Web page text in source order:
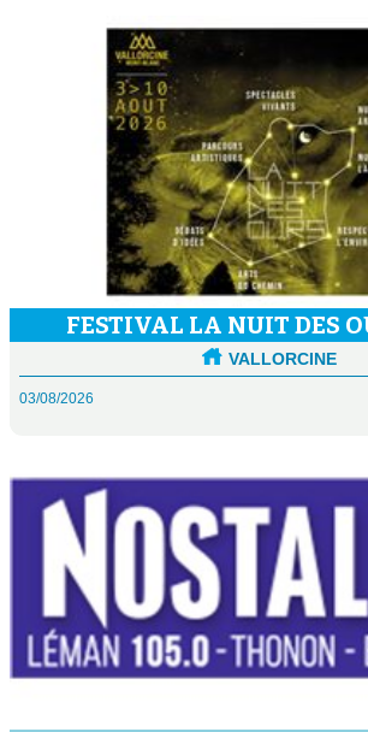
FESTIVAL LA NUIT DES
VALLORCINE
03/08/2026